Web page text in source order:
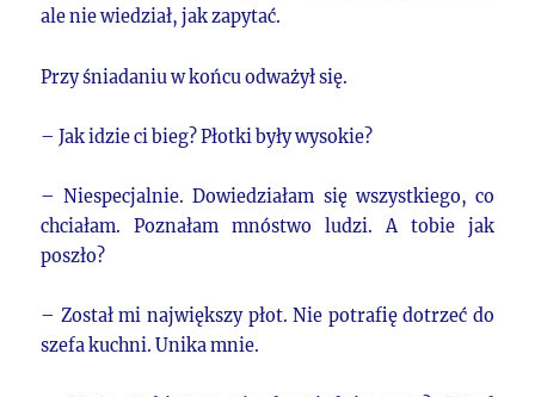
ale nie wiedział, jak zapytać.
Przy śniadaniu w końcu odważył się.
– Jak idzie ci bieg? Płotki były wysokie?
– Niespecjalnie. Dowiedziałam się wszystkiego, co
chciałam. Poznałam mnóstwo ludzi. A tobie jak
poszło?
– Został mi największy płot. Nie potrafię dotrzeć do
szefa kuchni. Unika mnie.